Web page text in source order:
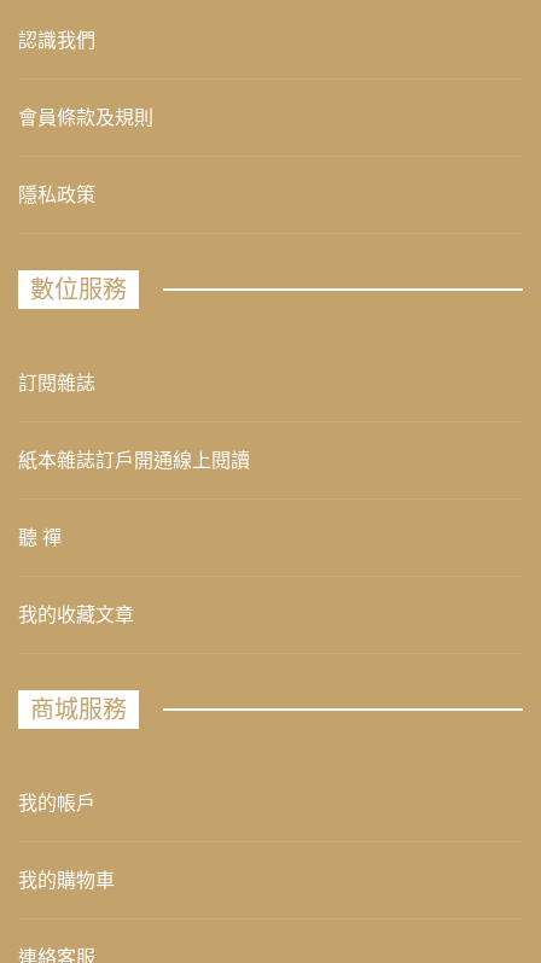
認識我們
會員條款及規則
隱私政策
數位服務
訂閱雜誌
紙本雜誌訂戶開通線上閱讀
聽 禪
我的收藏文章
商城服務
我的帳戶
我的購物車
連絡客服